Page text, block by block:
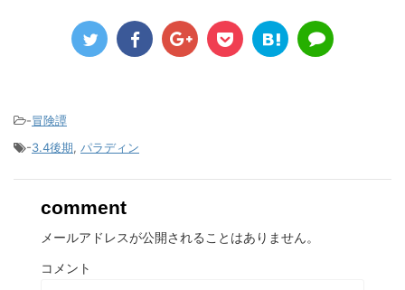
-冒険譚
-3.4後期, パラディン
comment
メールアドレスが公開されることはありません。
コメント